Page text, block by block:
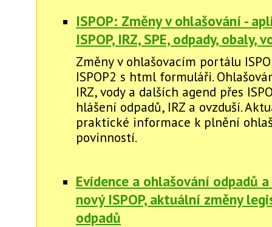
ISPOP: Změny v ohlašování -
ISPOP, IRZ, SPE, odpady, obaly,
Změny v ohlašovacím portálu
ISPOP2 s html formuláři.
IRZ, vody a dalších agend přes
hlášení odpadů, IRZ a ovzduší.
praktické informace k plnění
povinností.
Evidence a ohlašování odpadů
nový ISPOP, aktuální změny
odpadů